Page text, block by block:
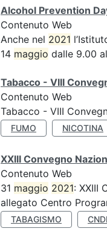
Alcohol Prevention
Contenuto Web
Anche nel 2021
14 maggio dalle 9.00
Tabacco - VIII
Contenuto Web
Tabacco - VIII
FUMO NICOTINA
XXIII Convegno
Contenuto Web
31 maggio 2021: XXIII
allegato Centro
TABAGISMO